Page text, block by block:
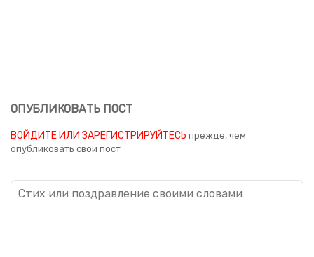
ОПУБЛИКОВАТЬ ПОСТ
ВОЙДИТЕ ИЛИ ЗАРЕГИСТРИРУЙТЕСЬ прежде, чем
опубликовать свой пост